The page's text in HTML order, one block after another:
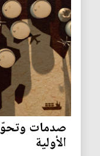
صدمات
الأولية